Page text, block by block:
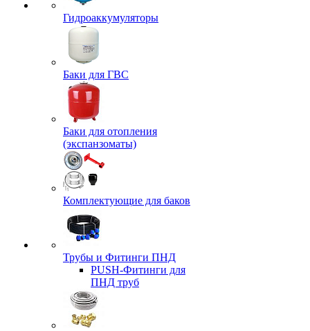
Гидроаккумуляторы
Баки для ГВС
Баки для отопления
(экспанзоматы)
Комплектующие для баков
Трубы и Фитинги ПНД
PUSH-Фитинги для
ПНД труб